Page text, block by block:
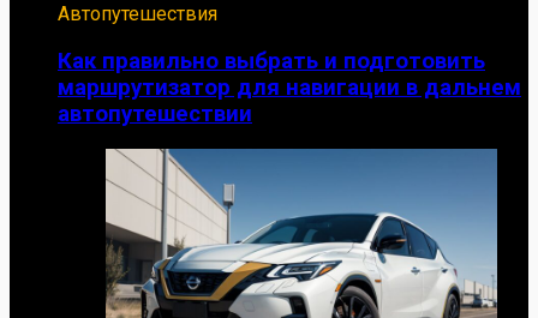
Автопутешествия
Как правильно выбрать и подготовить
маршрутизатор для навигации в дальнем
автопутешествии